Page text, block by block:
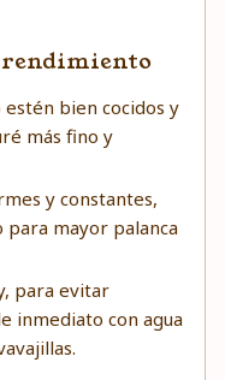
rendimiento
bien cocidos y
más fino y
y constantes,
para mayor palanca
para evitar
inmediato con agua